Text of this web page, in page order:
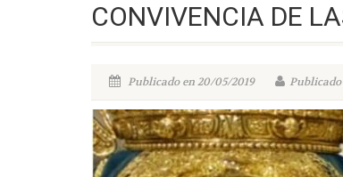
CONVIVENCIA DE
Publicado en 20/05/2019